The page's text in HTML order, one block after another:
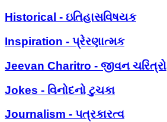
Historical - ઇતિહાસવિષયક
Inspiration - પ્રેરણાત્મક
Jeevan Charitro - જીવન ચરિત્રો
Jokes - વિનોદનો ટુચકા
Journalism - પત્રકારત્વ